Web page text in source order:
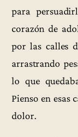
para
corazón de
por las calles
arrastrando
lo que
Pienso en esas
dolor.